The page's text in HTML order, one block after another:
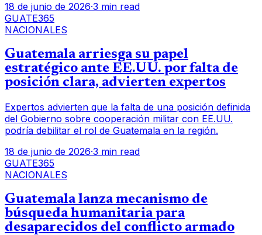
18 de junio de 2026·3 min read
GUATE365
NACIONALES
Guatemala arriesga su papel
estratégico ante EE.UU. por falta de
posición clara, advierten expertos
Expertos advierten que la falta de una posición definida
del Gobierno sobre cooperación militar con EE.UU.
podría debilitar el rol de Guatemala en la región.
18 de junio de 2026·3 min read
GUATE365
NACIONALES
Guatemala lanza mecanismo de
búsqueda humanitaria para
desaparecidos del conflicto armado